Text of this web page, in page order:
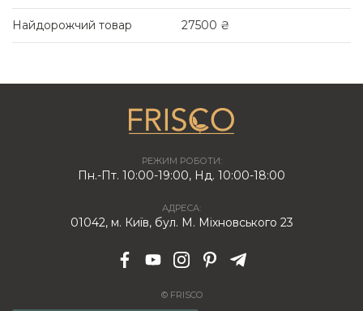
Найдорожчий товар 27500 ₴
РЕЖИМ РОБОТИ:
Пн.-Пт. 10:00-19:00, Нд. 10:00-18:00
АДРЕСА:
01042, м. Київ, бул. М. Міхновського 23
© FRISCO